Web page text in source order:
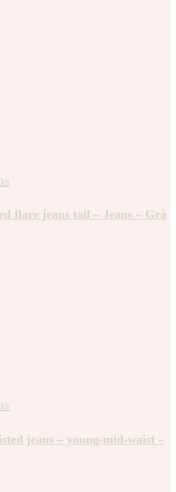
flare jeans tall – Jeans – Grå
jeans – young-mid-waist –